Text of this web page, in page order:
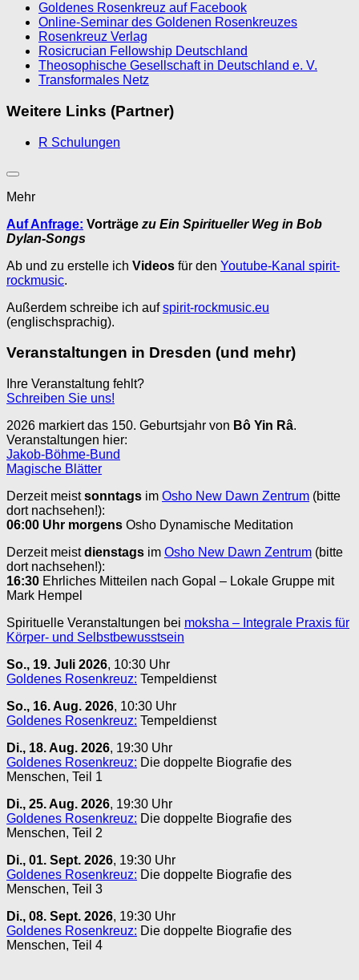
Goldenes Rosenkreuz auf Facebook
Online-Seminar des Goldenen Rosenkreuzes
Rosenkreuz Verlag
Rosicrucian Fellowship Deutschland
Theosophische Gesellschaft in Deutschland e. V.
Transformales Netz
Weitere Links (Partner)
R Schulungen
Mehr
Auf Anfrage: Vorträge zu Ein Spiritueller Weg in Bob
Dylan-Songs
Ab und zu erstelle ich Videos für den Youtube-Kanal spirit-
rockmusic.
Außerdem schreibe ich aufspirit-rockmusic.eu
(englischsprachig).
Veranstaltungen in Dresden (und mehr)
Ihre Veranstaltung fehlt?
Schreiben Sie uns!
2026 markiert das 150. Geburtsjahr von Bô Yin Râ.
Veranstaltungen hier:
Jakob-Böhme-Bund
Magische Blätter
Derzeit meistsonntags im Osho New Dawn Zentrum (bitte
dort nachsehen!):
06:00 Uhr morgens Osho Dynamische Meditation
Derzeit meistdienstags im Osho New Dawn Zentrum (bitte
dort nachsehen!):
16:30 Ehrliches Mitteilen nach Gopal – Lokale Gruppe mit
Mark Hempel
Spirituelle Veranstaltungen bei moksha – Integrale Praxis für
Körper- und Selbstbewusstsein
So., 19. Juli 2026, 10:30 Uhr
Goldenes Rosenkreuz: Tempeldienst
So., 16. Aug. 2026, 10:30 Uhr
Goldenes Rosenkreuz: Tempeldienst
Di., 18. Aug. 2026, 19:30 Uhr
Goldenes Rosenkreuz: Die doppelte Biografie des
Menschen, Teil 1
Di., 25. Aug. 2026, 19:30 Uhr
Goldenes Rosenkreuz: Die doppelte Biografie des
Menschen, Teil 2
Di., 01. Sept. 2026, 19:30 Uhr
Goldenes Rosenkreuz: Die doppelte Biografie des
Menschen, Teil 3
Di., 08. Sept. 2026, 19:30 Uhr
Goldenes Rosenkreuz: Die doppelte Biografie des
Menschen, Teil 4